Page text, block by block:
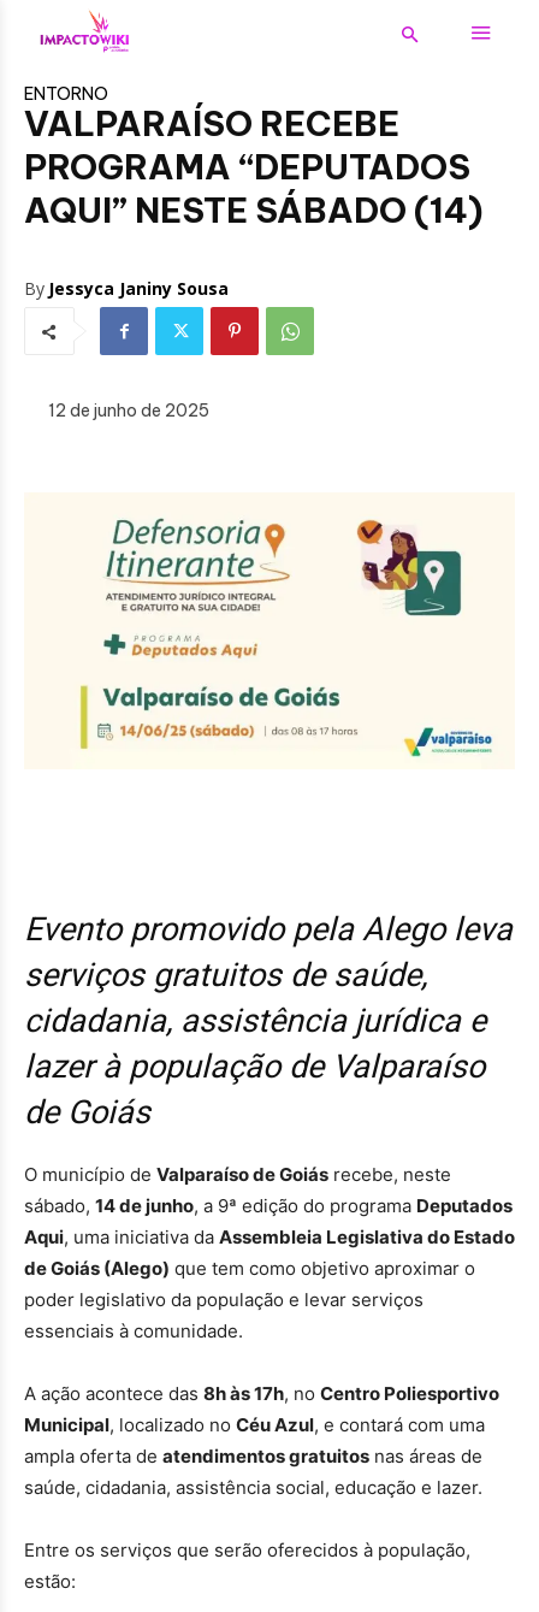
ENTORNO
VALPARAÍSO RECEBE
PROGRAMA “DEPUTADOS
AQUI” NESTE SÁBADO (14)
By Jessyca Janiny Sousa
12 de junho de 2025
Evento promovido pela Alego leva
serviços gratuitos de saúde,
cidadania, assistência jurídica e
lazer à população de Valparaíso
de Goiás
O município de Valparaíso de Goiás recebe, neste
sábado, 14 de junho, a 9ª edição do programa Deputados
Aqui, uma iniciativa da Assembleia Legislativa do Estado
de Goiás (Alego) que tem como objetivo aproximar o
poder legislativo da população e levar serviços
essenciais à comunidade.
A ação acontece das 8h às 17h, no Centro Poliesportivo
Municipal, localizado no Céu Azul, e contará com uma
ampla oferta de atendimentos gratuitos nas áreas de
saúde, cidadania, assistência social, educação e lazer.
Entre os serviços que serão oferecidos à população,
estão: